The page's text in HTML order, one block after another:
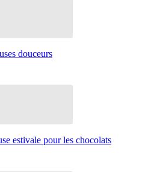
douceurs
estivale pour les chocolats